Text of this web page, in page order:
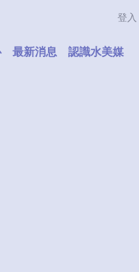
登入
最新消息 認識水美媒